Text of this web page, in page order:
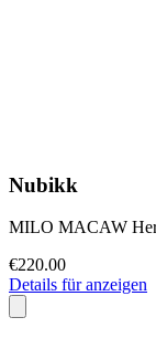
Nubikk
MILO MACAW
€220.00
Details für anzeigen